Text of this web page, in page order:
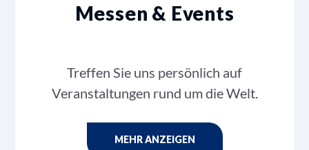
Messen & Events
Treffen Sie uns persönlich auf
Veranstaltungen rund um die Welt.
MEHR ANZEIGEN